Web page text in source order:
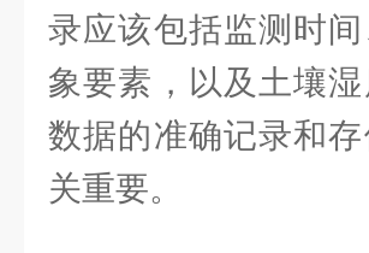
录应该包括监测时
象要素，以及土壤
数据的准确记录和
关重要。